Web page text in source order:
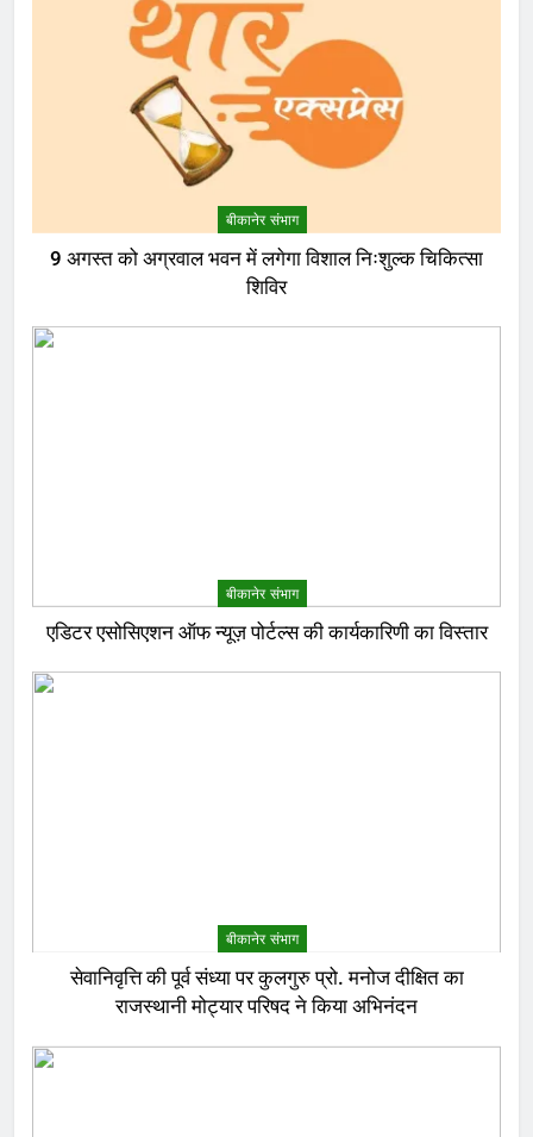
बीकानेर संभाग
9 अगस्त को अग्रवाल भवन में लगेगा विशाल निःशुल्क चिकित्सा
शिविर
बीकानेर संभाग
एडिटर एसोसिएशन ऑफ न्यूज़ पोर्टल्स की कार्यकारिणी का विस्तार
बीकानेर संभाग
सेवानिवृत्ति की पूर्व संध्या पर कुलगुरु प्रो. मनोज दीक्षित का
राजस्थानी मोट्यार परिषद ने किया अभिनंदन